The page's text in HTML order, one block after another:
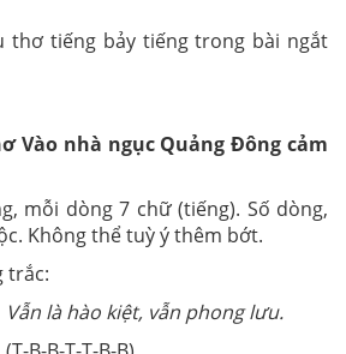
thơ tiếng bảy tiếng trong bài ngắt
Vào nhà ngục Quảng Đông cảm
mỗi dòng 7 chữ (tiếng). Số dòng,
Không thể tuỳ ý thêm bớt.
trắc:
Vẫn là hào kiệt, vẫn phong lưu.